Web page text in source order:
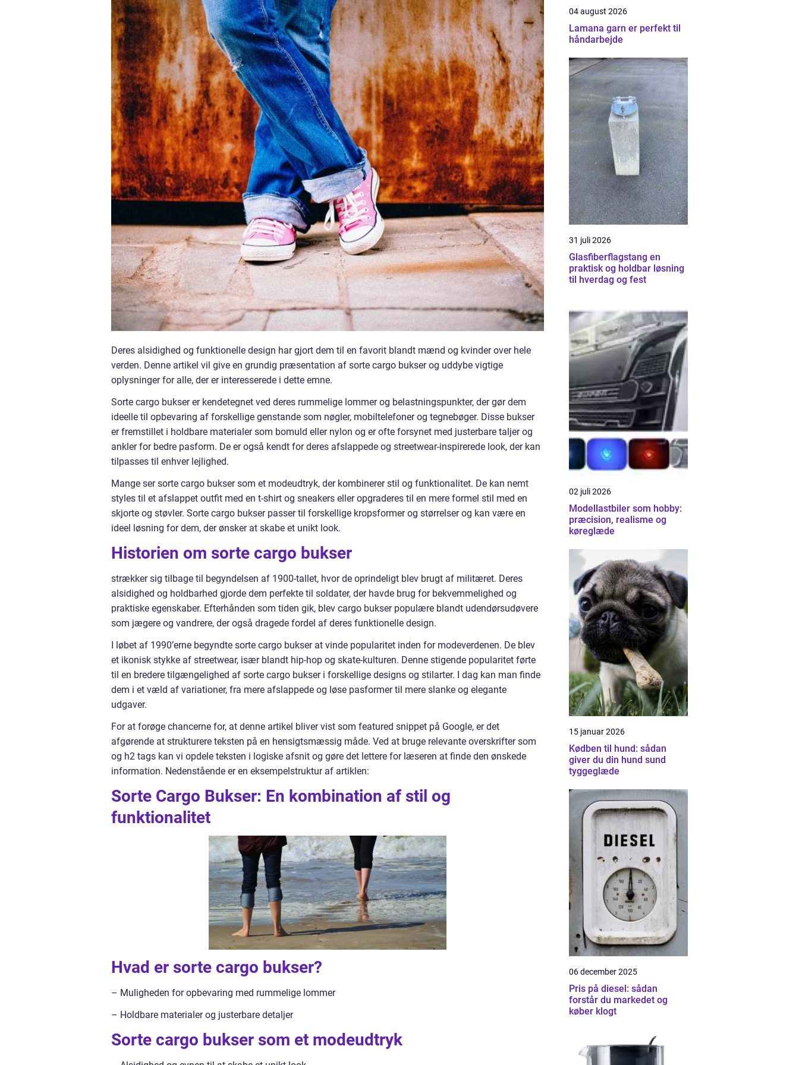
Deres alsidighed og funktionelle design har gjort dem til en favorit blandt mænd og kvinder over hele
verden. Denne artikel vil give en grundig præsentation af sorte cargo bukser og uddybe vigtige
oplysninger for alle, der er interesserede i dette emne.
Sorte cargo bukser er kendetegnet ved deres rummelige lommer og belastningspunkter, der gør dem
ideelle til opbevaring af forskellige genstande som nøgler, mobiltelefoner og tegnebøger. Disse bukser
er fremstillet i holdbare materialer som bomuld eller nylon og er ofte forsynet med justerbare taljer og
ankler for bedre pasform. De er også kendt for deres afslappede og streetwear-inspirerede look, der kan
tilpasses til enhver lejlighed.
Mange ser sorte cargo bukser som et modeudtryk, der kombinerer stil og funktionalitet. De kan nemt
styles til et afslappet outfit med en t-shirt og sneakers eller opgraderes til en mere formel stil med en
skjorte og støvler. Sorte cargo bukser passer til forskellige kropsformer og størrelser og kan være en
ideel løsning for dem, der ønsker at skabe et unikt look.
Historien om sorte cargo bukser
strækker sig tilbage til begyndelsen af 1900-tallet, hvor de oprindeligt blev brugt af militæret. Deres
alsidighed og holdbarhed gjorde dem perfekte til soldater, der havde brug for bekvemmelighed og
praktiske egenskaber. Efterhånden som tiden gik, blev cargo bukser populære blandt udendørsudøvere
som jægere og vandrere, der også dragede fordel af deres funktionelle design.
I løbet af 1990’erne begyndte sorte cargo bukser at vinde popularitet inden for modeverdenen. De blev
et ikonisk stykke af streetwear, især blandt hip-hop og skate-kulturen. Denne stigende popularitet førte
til en bredere tilgængelighed af sorte cargo bukser i forskellige designs og stilarter. I dag kan man finde
dem i et væld af variationer, fra mere afslappede og løse pasformer til mere slanke og elegante
udgaver.
For at forøge chancerne for, at denne artikel bliver vist som featured snippet på Google, er det
afgørende at strukturere teksten på en hensigtsmæssig måde. Ved at bruge relevante overskrifter som
og h2 tags kan vi opdele teksten i logiske afsnit og gøre det lettere for læseren at finde den ønskede
information. Nedenstående er en eksempelstruktur af artiklen:
Sorte Cargo Bukser: En kombination af stil og
funktionalitet
Hvad er sorte cargo bukser?
– Muligheden for opbevaring med rummelige lommer
– Holdbare materialer og justerbare detaljer
Sorte cargo bukser som et modeudtryk
04 august 2026
Lamana garn er perfekt til
håndarbejde
31 juli 2026
Glasfiberflagstang en
praktisk og holdbar løsning
til hverdag og fest
02 juli 2026
Modellastbiler som hobby:
præcision, realisme og
køreglæde
15 januar 2026
Kødben til hund: sådan
giver du din hund sund
tyggeglæde
06 december 2025
Pris på diesel: sådan
forstår du markedet og
køber klogt